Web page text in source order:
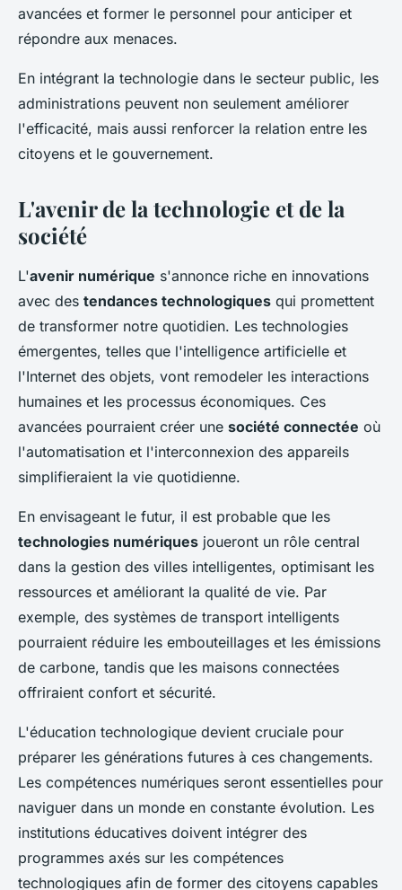
avancées et former le personnel pour anticiper et
répondre aux menaces.
En intégrant la technologie dans le secteur public, les
administrations peuvent non seulement améliorer
l'efficacité, mais aussi renforcer la relation entre les
citoyens et le gouvernement.
L'avenir de la technologie et de la
société
L'avenir numérique s'annonce riche en innovations
avec des tendances technologiques qui promettent
de transformer notre quotidien. Les technologies
émergentes, telles que l'intelligence artificielle et
l'Internet des objets, vont remodeler les interactions
humaines et les processus économiques. Ces
avancées pourraient créer une société connectée où
l'automatisation et l'interconnexion des appareils
simplifieraient la vie quotidienne.
En envisageant le futur, il est probable que les
technologies numériques joueront un rôle central
dans la gestion des villes intelligentes, optimisant les
ressources et améliorant la qualité de vie. Par
exemple, des systèmes de transport intelligents
pourraient réduire les embouteillages et les émissions
de carbone, tandis que les maisons connectées
offriraient confort et sécurité.
L'éducation technologique devient cruciale pour
préparer les générations futures à ces changements.
Les compétences numériques seront essentielles pour
naviguer dans un monde en constante évolution. Les
institutions éducatives doivent intégrer des
programmes axés sur les compétences
technologiques afin de former des citoyens capables